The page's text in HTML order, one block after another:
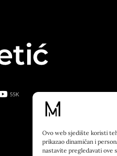
Ovo web sjedište koristi
prikazao dinamičan i
nastavite pregledavati ove
55K